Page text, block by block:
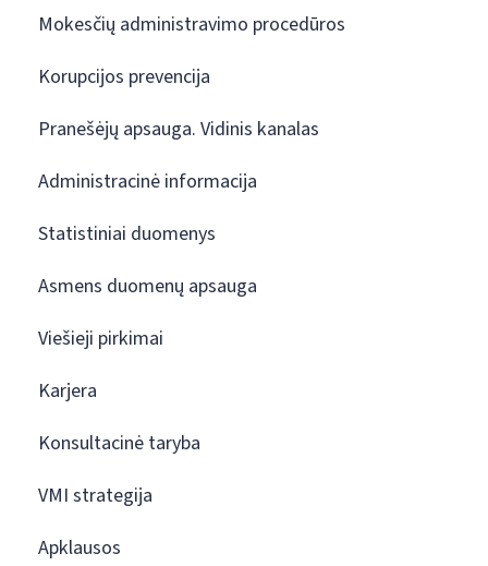
Mokesčių administravimo procedūros
Korupcijos prevencija
Pranešėjų apsauga. Vidinis kanalas
Administracinė informacija
Statistiniai duomenys
Asmens duomenų apsauga
Viešieji pirkimai
Karjera
Konsultacinė taryba
VMI strategija
Apklausos